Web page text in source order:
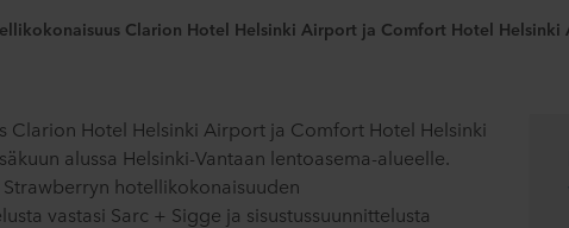
Clarion Hotel Helsinki Airport ja Comfort Hotel Helsinki
Clarion Hotel Helsinki Airport ja Comfort Hotel Helsinki
alussa Helsinki-Vantaan lentoasema-alueelle.
hotellikokonaisuuden
vastasi Sarc + Sigge ja sisustussuunnittelusta